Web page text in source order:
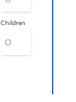
Children